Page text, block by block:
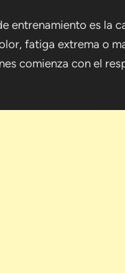
entrenamiento es la
fatiga extrema o
comienza con el